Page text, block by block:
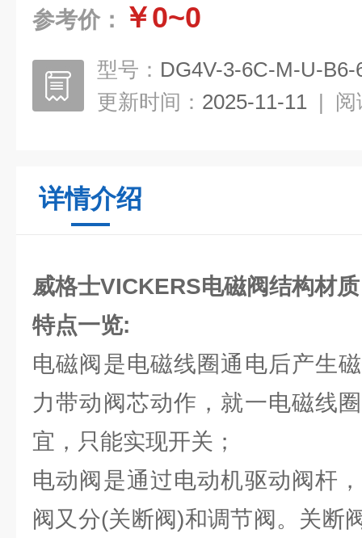
参考价： ￥0~0
型号： DG4V-3-6C-M-U-B6-
更新时间： 2025-11-11 | 阅
详情介绍
威格士VICKERS电磁阀结构材质
特点一览:
电磁阀是电磁线圈通电后产生
力带动阀芯动作，就一电磁线
宜，只能实现开关；
电动阀是通过电动机驱动阀杆
阀又分(关断阀)和调节阀。关断